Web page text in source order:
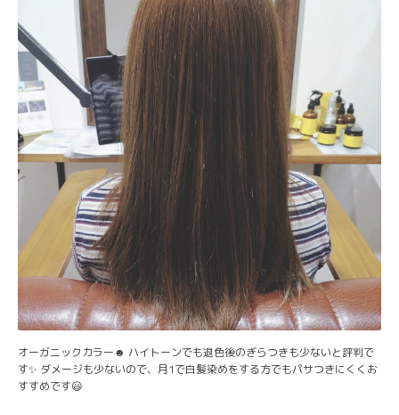
オーガニックカラー☻ ハイトーンでも退色後のぎらつきも少ないと評判で
す✨ ダメージも少ないので、月1で白髪染めをする方でもパサつきにくくお
すすめです😃